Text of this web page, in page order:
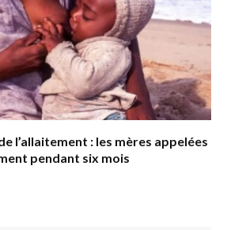
l’allaitement : les mères appelées
pendant six mois